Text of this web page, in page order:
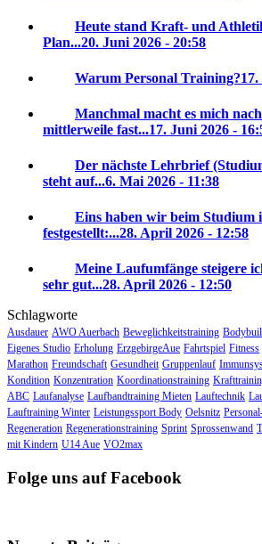
Heute stand Kraft- und
Plan...20. Juni 2026 - 20:58
Warum Personal Training?
Manchmal macht es mich
mittlerweile fast...17. Juni 2026 -
Der nächste Lehrbrief
steht auf...6. Mai 2026 - 11:38
Eins haben wir beim Studium
festgestellt:...28. April 2026 - 12:58
Meine Laufumfänge steigere
sehr gut...28. April 2026 - 12:50
Schlagworte
Ausdauer AWO Auerbach Beweglichkeitstraining
Eigenes Studio Erholung ErzgebirgeAue Fahrtspiel Fitness
Marathon Freundschaft Gesundheit Gruppenlauf
Kondition Konzentration Koordinationstraining
ABC Laufanalyse Laufbandtraining Mieten Lauftechnik
Lauftraining Winter Leistungssport Body Oelsnitz
Regeneration Regenerationstraining Sprint Sprossenwand
mit Kindern U14 Aue VO2max
Folge uns auf Facebook